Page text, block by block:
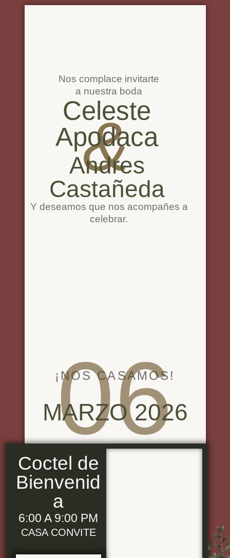
Nos complace invitarte
a nuestra boda
Celeste
Apodaca
&
Andres
Castañeda
Y deseamos que nos acompañes a
celebrar.
¡NOS CASAMOS!
06
MARZO 2026
Coctel de
Bienvenid
a
6:00 A 9:00 PM
CASA CONVITE